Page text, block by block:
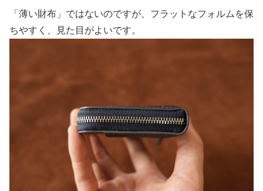
「薄い財布」ではないのですが、フラットなフォルムを保
ちやすく、見た目がよいです。